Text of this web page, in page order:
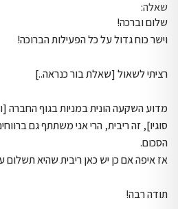
שאלה:
שלום וברכה!
וישר כוח גדול על כל הפעילות הברוכה!
רציתי לשאול [שאלת בור כנראה..]
מדוע השקעה הונית במניות בגוף החברה
סוגיו], זה ריבית, הרי אני משתתף גם
הסכום.
אז איפה אם כן יש כאן ריבית שהיא תשלום
תודה רבה!